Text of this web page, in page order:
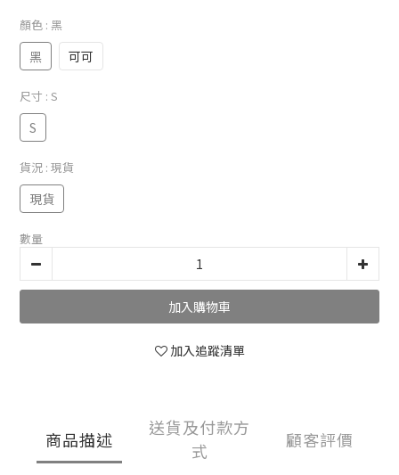
顏色 : 黑
黑 可可
尺寸 : S
S
貨況 : 現貨
現貨
數量
加入購物車
加入追蹤清單
商品描述
送貨及付款方
式
顧客評價